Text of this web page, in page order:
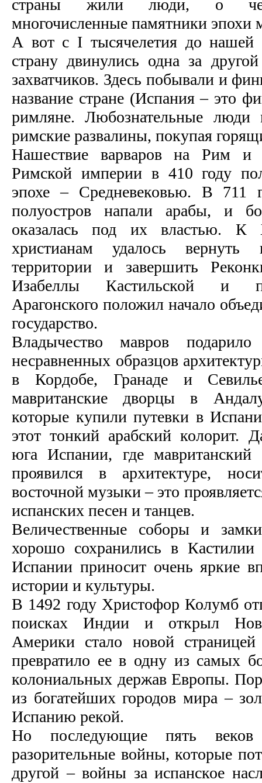
страны жили люди, о чем
многочисленные памятники эпохи
А вот с I тысячелетия до нашей
страну двинулись одна за
захватчиков. Здесь побывали и
название стране (Испания – это
римляне. Любознательные люди
римские развалины, покупая
Нашествие варваров на Рим и
Римской империи в 410 году
эпохе – Средневековью. В 711
полуостров напали арабы, и
оказалась под их властью. К
христианам удалось
территории и завершить
Изабеллы Кастильской и
Арагонского положил начало
государство.
Владычество мавров
несравненных образцов
в Кордобе, Гранаде и
мавританские дворцы в
которые купили путевки в
этот тонкий арабский колорит.
юга Испании, где мавританский
проявился в архитектуре,
восточной музыки – это
испанских песен и танцев.
Величественные соборы и
хорошо сохранились в
Испании приносит очень яркие
истории и культуры.
В 1492 году Христофор Колумб
поисках Индии и открыл
Америки стало новой
превратило ее в одну из самых
колониальных держав Европы.
из богатейших городов мира –
Испанию рекой.
Но последующие пять веков
разорительные войны, которые
другой – войны за испанское